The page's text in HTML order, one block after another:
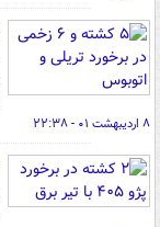
۸ اردیبهشت ۰۱ - ۲۲:۳۸